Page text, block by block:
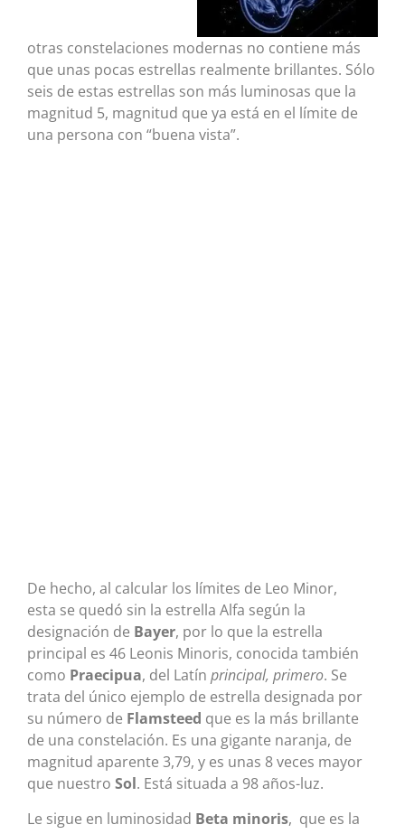
otras constelaciones modernas no contiene más
que unas pocas estrellas realmente brillantes. Sólo
seis de estas estrellas son más luminosas que la
magnitud 5, magnitud que ya está en el límite de
una persona con “buena vista”.
De hecho, al calcular los límites de Leo Minor,
esta se quedó sin la estrella Alfa según la
designación de Bayer, por lo que la estrella
principal es 46 Leonis Minoris, conocida también
como Praecipua, del Latín principal, primero. Se
trata del único ejemplo de estrella designada por
su número de Flamsteed que es la más brillante
de una constelación. Es una gigante naranja, de
magnitud aparente 3,79, y es unas 8 veces mayor
que nuestro Sol. Está situada a 98 años-luz.
Le sigue en luminosidad Beta minoris, que es la